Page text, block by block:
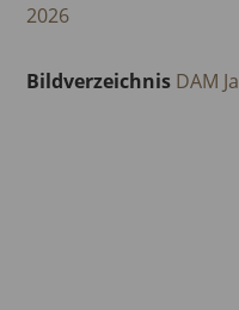
2026
Bildverzeichnis DAM